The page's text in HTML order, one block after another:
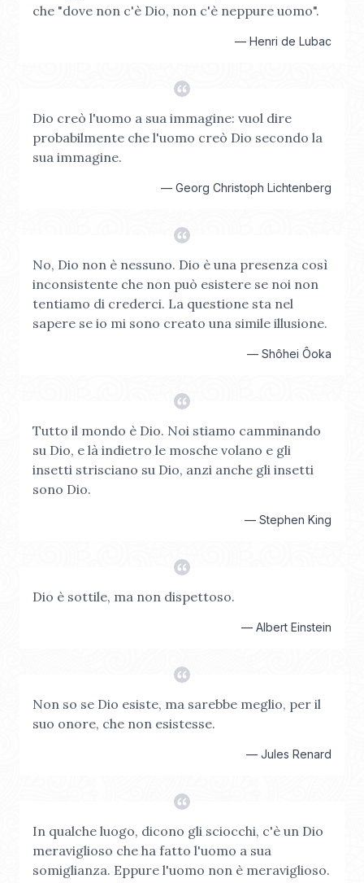
che "dove non c'è Dio, non c'è neppure uomo".
— Henri de Lubac
Dio creò l'uomo a sua immagine: vuol dire
probabilmente che l'uomo creò Dio secondo la
sua immagine.
— Georg Christoph Lichtenberg
No, Dio non è nessuno. Dio è una presenza così
inconsistente che non può esistere se noi non
tentiamo di crederci. La questione sta nel
sapere se io mi sono creato una simile illusione.
— Shôhei Ôoka
Tutto il mondo è Dio. Noi stiamo camminando
su Dio, e là indietro le mosche volano e gli
insetti strisciano su Dio, anzi anche gli insetti
sono Dio.
— Stephen King
Dio è sottile, ma non dispettoso.
— Albert Einstein
Non so se Dio esiste, ma sarebbe meglio, per il
suo onore, che non esistesse.
— Jules Renard
In qualche luogo, dicono gli sciocchi, c'è un Dio
meraviglioso che ha fatto l'uomo a sua
somiglianza. Eppure l'uomo non è meraviglioso.